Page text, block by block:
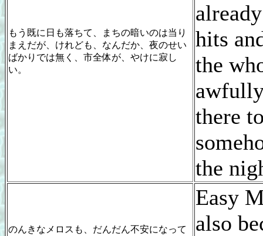
もう既に日も落ちて、まちの暗いのは当り
まえだが、けれども、なんだか、夜のせい
ばかりでは無く、市全体が、やけに寂し
い。
hits
the
there
the
のんきなメロスも、だんだん不安になって
Easy
also